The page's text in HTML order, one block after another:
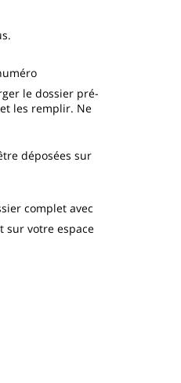
le dossier pré-
les remplir. Ne
déposées sur
complet avec
sur votre espace